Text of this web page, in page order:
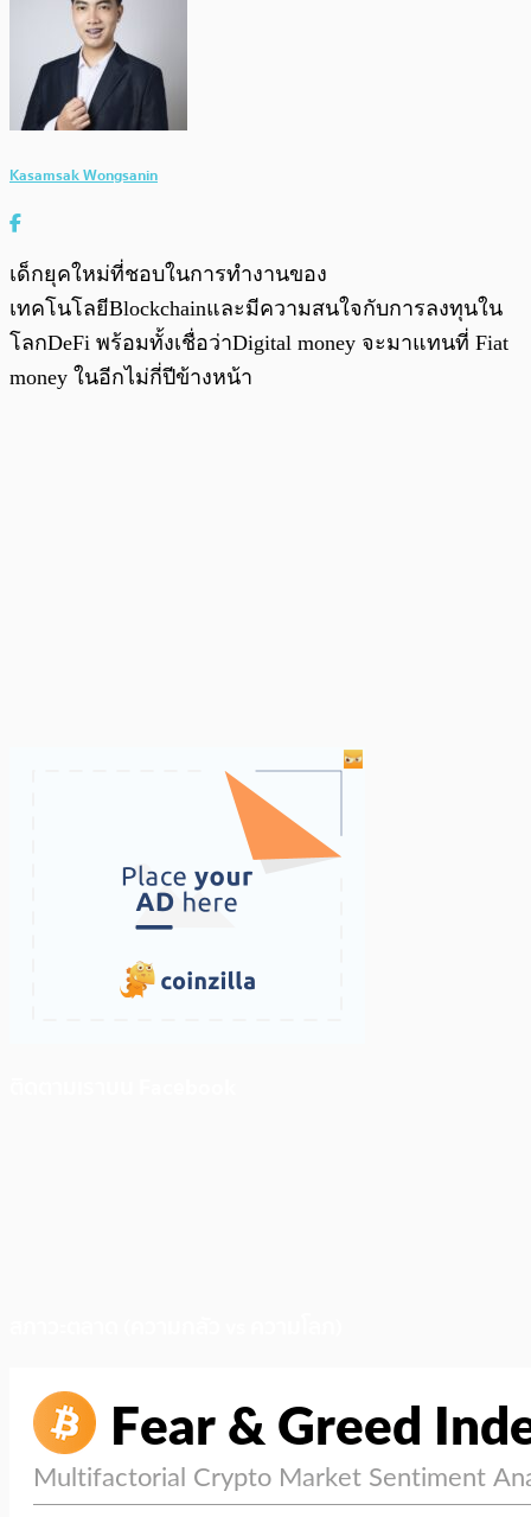
Kasamsak Wongsanin
เด็กยุคใหม่ที่ชอบในการทำงานของ
เทคโนโลยีBlockchainและมีความสนใจกับการลงทุนใน
โลกDeFi พร้อมทั้งเชื่อว่าDigital money จะมาแทนที่ Fiat
money ในอีกไม่กี่ปีข้างหน้า